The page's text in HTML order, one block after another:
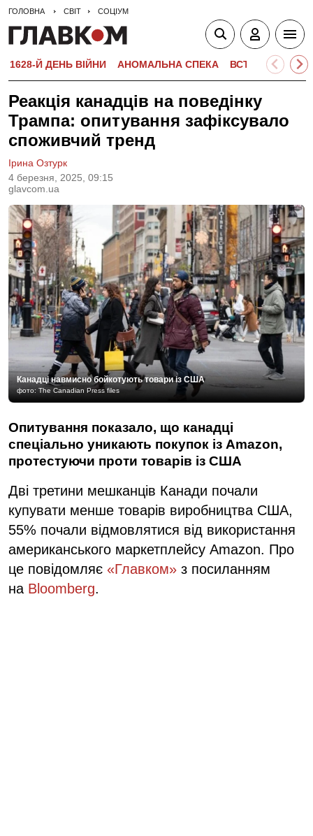
ГОЛОВНА СВІТ СОЦІУМ
1628-Й ДЕНЬ ВІЙНИ АНОМАЛЬНА СПЕКА ВСТУПНА
Реакція канадців на поведінку
Трампа: опитування зафіксувало
споживчий тренд
4 березня, 2025, 09:15
glavcom.ua
Ірина Озтурк
Канадці навмисно бойкотують товари із США
фото: The Canadian Press files
Опитування показало, що канадці
спеціально уникають покупок із Amazon,
протестуючи проти товарів із США
Дві третини мешканців Канади почали
купувати менше товарів виробництва США,
55% почали відмовлятися від використання
американського маркетплейсу Amazon. Про
це повідомляє «Главком» з посиланням
на Bloomberg.